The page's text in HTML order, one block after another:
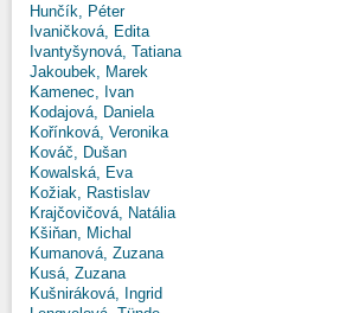
Hunčík, Péter
Ivaničková, Edita
Ivantyšynová, Tatiana
Jakoubek, Marek
Kamenec, Ivan
Kodajová, Daniela
Kořínková, Veronika
Kováč, Dušan
Kowalská, Eva
Kožiak, Rastislav
Krajčovičová, Natália
Kšiňan, Michal
Kumanová, Zuzana
Kusá, Zuzana
Kušniráková, Ingrid